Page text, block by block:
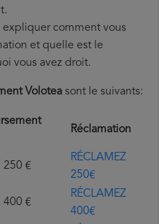
expliquer comment vous
et quelle est le
vous avez droit.
Volotea sont le suivants:
Réclamation
€
RÉCLAMEZ
250€
€
RÉCLAMEZ
400€